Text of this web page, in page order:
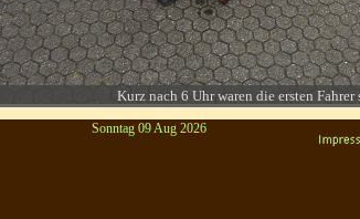
Kurz nach 6 Uhr waren die ersten Fahrer
Sonntag 09 Aug 2026